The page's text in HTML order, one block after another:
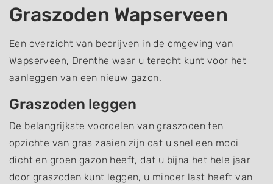
Graszoden Wapserveen
Een overzicht van bedrijven in de omgeving van
Wapserveen, Drenthe waar u terecht kunt voor het
aanleggen van een nieuw gazon.
Graszoden leggen
De belangrijkste voordelen van graszoden ten
opzichte van gras zaaien zijn dat u snel een mooi
dicht en groen gazon heeft, dat u bijna het hele jaar
door graszoden kunt leggen, u minder last heeft van